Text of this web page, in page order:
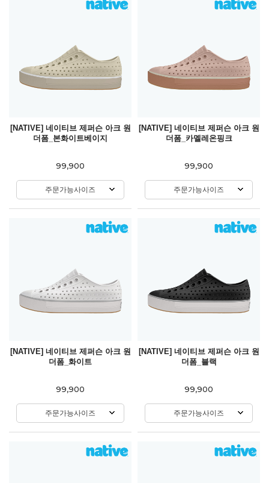
[NATIVE] 네이티브 제퍼슨 아크 원
더폼_본화이트베이지
99,900
주문가능사이즈
[NATIVE] 네이티브 제퍼슨 아크 원
더폼_카멜레온핑크
99,900
주문가능사이즈
[NATIVE] 네이티브 제퍼슨 아크 원
더폼_화이트
99,900
주문가능사이즈
[NATIVE] 네이티브 제퍼슨 아크 원
더폼_블랙
99,900
주문가능사이즈